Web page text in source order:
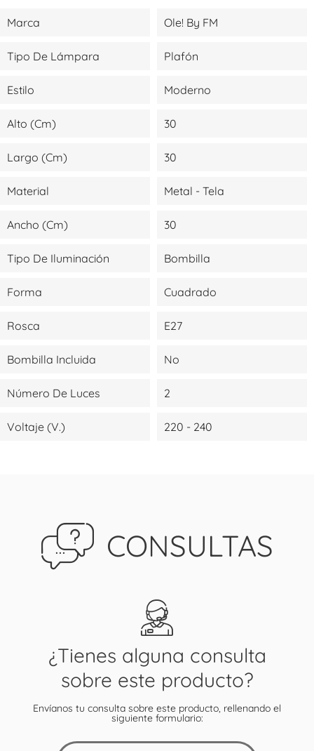
Marca Ole! By FM
Tipo De Lámpara Plafón
Estilo Moderno
Alto (cm) 30
Largo (cm) 30
Material Metal - Tela
Ancho (cm) 30
Tipo De Iluminación Bombilla
Forma Cuadrado
Rosca E27
Bombilla Incluida No
Número De Luces 2
Voltaje (V.) 220 - 240
CONSULTAS
¿Tienes alguna consulta
sobre este producto?
Envíanos tu consulta sobre este producto, rellenando el
siguiente formulario: